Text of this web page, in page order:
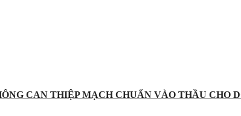
CAN THIỆP MẠCH CHUẨN VÀO THẦU CHO